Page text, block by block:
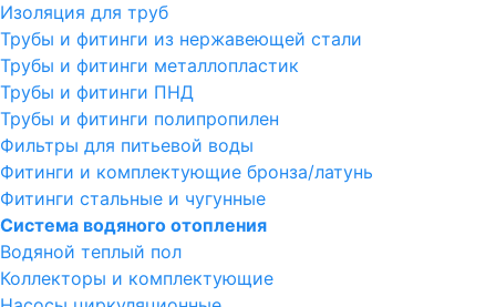
Изоляция для труб
Трубы и фитинги из нержавеющей стали
Трубы и фитинги металлопластик
Трубы и фитинги ПНД
Трубы и фитинги полипропилен
Фильтры для питьевой воды
Фитинги и комплектующие бронза/латунь
Фитинги стальные и чугунные
Система водяного отопления
Водяной теплый пол
Коллекторы и комплектующие